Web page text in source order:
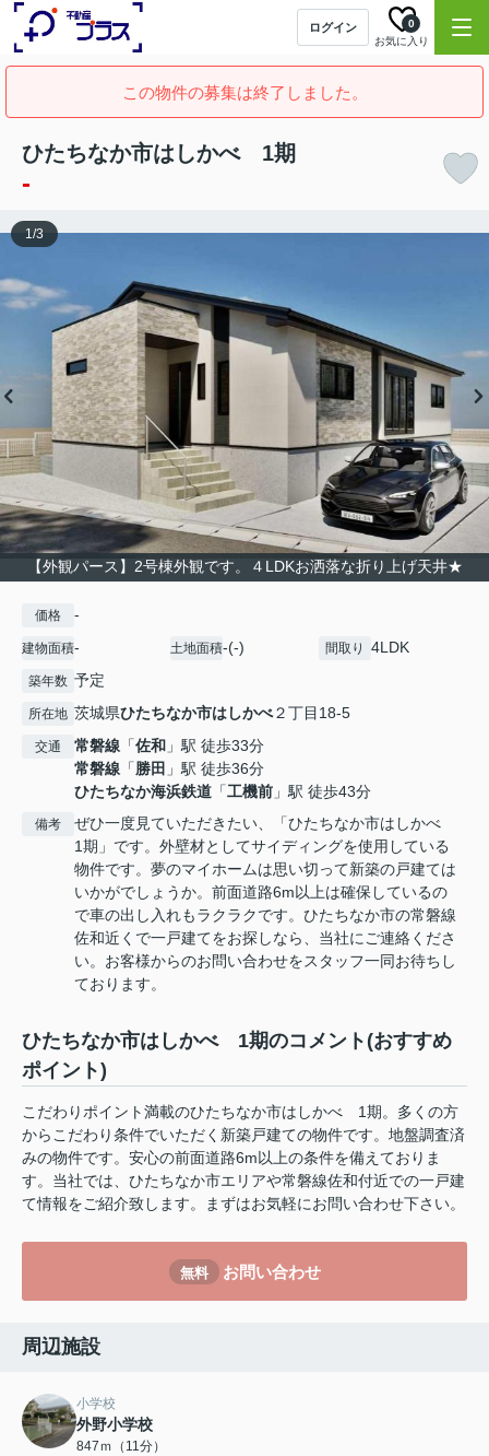
ログイン
お気に入り
0
この物件の募集は終了しました。
ひたちなか市はしかべ 1期
-
【外観パース】2号棟外観です。４LDKお洒落な折り上げ天井★
1/3
価格 -
建物面積- 土地面積-(-) 間取り 4LDK
築年数 予定
所在地 茨城県ひたちなか市はしかべ２丁目18-5
交通 常磐線 「佐和 」駅 徒歩33分
常磐線 「勝田 」駅 徒歩36分
ひたちなか海浜鉄道 「工機前 」駅 徒歩43分
備考
ぜひ一度見ていただきたい、「ひたちなか市はしかべ
1期」です。外壁材としてサイディングを使用している
物件です。夢のマイホームは思い切って新築の戸建ては
いかがでしょうか。前面道路6m以上は確保しているの
で車の出し入れもラクラクです。ひたちなか市の常磐線
佐和近くで一戸建てをお探しなら、当社にご連絡くださ
い。お客様からのお問い合わせをスタッフ一同お待ちし
ております。
ひたちなか市はしかべ 1期のコメント(おすすめ
ポイント)
こだわりポイント満載のひたちなか市はしかべ 1期。多くの方
からこだわり条件でいただく新築戸建ての物件です。地盤調査済
みの物件です。安心の前面道路6m以上の条件を備えておりま
す。当社では、ひたちなか市エリアや常磐線佐和付近での一戸建
て情報をご紹介致します。まずはお気軽にお問い合わせ下さい。
無料 お問い合わせ
周辺施設
小学校
外野小学校
847ｍ（11分）